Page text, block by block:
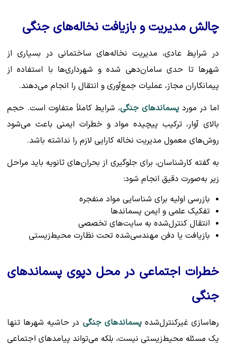
چالش مدیریت و بازیافت نخاله‌های جنگی
در شرایط عادی، مدیریت نخاله‌های ساختمانی در بسیاری از
شهرها تا حدی سامان‌دهی شده و شهرداری‌ها با استفاده از
پیمانکاران مجاز، عملیات جمع‌آوری و انتقال را انجام می‌دهند.
اما در مورد پسماندهای جنگی، شرایط کاملاً متفاوت است. حجم
بالای آوار، ترکیب پیچیده مواد و خطرات ایمنی باعث می‌شود
روش‌های معمول مدیریت نخاله کارایی لازم را نداشته باشد.
به گفته کارشناسان، برای جلوگیری از بحران‌های ثانویه باید مراحل
زیر به‌صورت دقیق انجام شود:
بازرسی اولیه برای شناسایی مواد منفجره
تفکیک علمی و ایمن پسماندها
انتقال کنترل‌شده به سایت‌های تخصصی
بازیافت یا دفن مهندسی‌شده تحت نظارت محیط‌زیستی
خطرات اجتماعی در محل دپوی پسماندهای
جنگی
رهاسازی غیرکنترل‌شدهپسماندهای جنگی در حاشیه شهرها تنها
یک مسئله محیط‌زیستی نیست، بلکه می‌تواند پیامدهای اجتماعی